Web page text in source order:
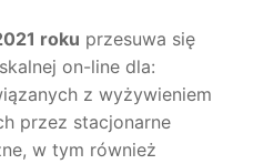
roku przesuwa się
on-line dla:
z wyżywieniem
przez stacjonarne
w tym również